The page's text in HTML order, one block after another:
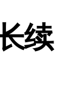
续